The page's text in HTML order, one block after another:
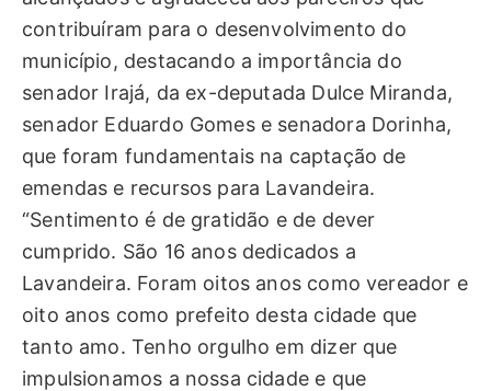
contribuíram para o desenvolvimento do
município, destacando a importância do
senador Irajá, da ex-deputada Dulce Miranda,
senador Eduardo Gomes e senadora Dorinha,
que foram fundamentais na captação de
emendas e recursos para Lavandeira.
“Sentimento é de gratidão e de dever
cumprido. São 16 anos dedicados a
Lavandeira. Foram oitos anos como vereador e
oito anos como prefeito desta cidade que
tanto amo. Tenho orgulho em dizer que
impulsionamos a nossa cidade e que